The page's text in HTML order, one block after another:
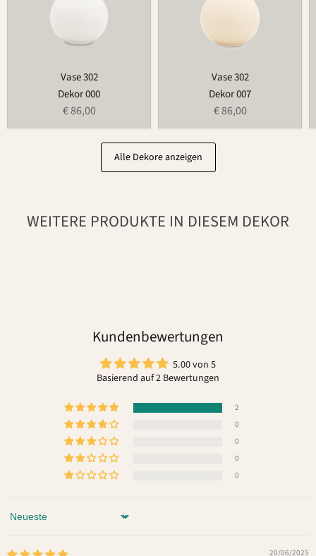
Vase 302
Dekor 000
€ 86,00
Vase 302
Dekor 007
€ 86,00
Alle Dekore anzeigen
WEITERE PRODUKTE IN DIESEM DEKOR
Kundenbewertungen
5.00 von 5
Basierend auf 2 Bewertungen
2
0
0
0
0
Sort by
20/06/2025